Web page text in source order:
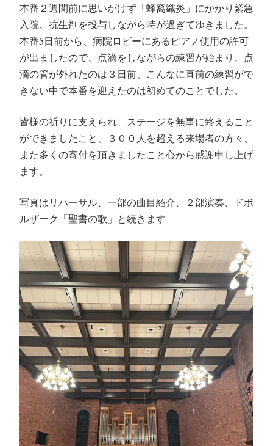
本番２週間前に思いがけず「蜂窩織炎」にかかり緊急
入院、抗生剤を投与しながら時が過ぎてゆきました。
本番5日前から、病院ロビーにあるピアノ使用の許可
が出ましたので、点滴をしながらの練習が始まり、点
滴の管が外れたのは３日前、こんなに直前の練習がで
きない中で本番を迎えたのは初めてのことでした。
皆様の祈りに支えられ、ステージを無事に終えること
ができましたこと、３００人を超える来場者の方々、
また多くの寄付を頂きましたこと心から感謝申し上げ
ます。
写真はリハーサル、一部の曲目紹介、２部演奏、ドボ
ルザーク「聖書の歌」と続きます